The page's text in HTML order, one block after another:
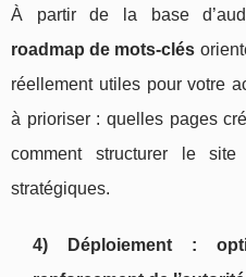
À partir de la base
roadmap de mots-clés
réellement utiles pour votre
à prioriser : quelles pages
comment structurer le
stratégiques.
4) Déploiement :